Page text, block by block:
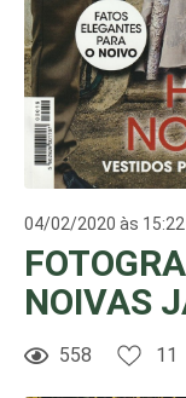
04/02/2020 às 15:22
NOIVAS
558 11